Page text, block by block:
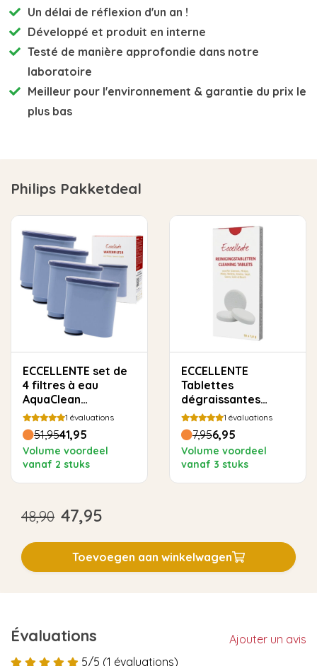
Un délai de réflexion d'un an !
Développé et produit en interne
Testé de manière approfondie dans notre
laboratoire
Meilleur pour l'environnement & garantie du prix le
plus bas
Philips Pakketdeal
ECCELLENTE set de
4 filtres à eau
AquaClean
compatibles avec
Philips Saeco
1 évaluations
51,9541,95
Volume voordeel
vanaf 2 stuks
ECCELLENTE
Tablettes
dégraissantes
Coffee Oil Remover
pour Philips Saeco -
10 pièces
1 évaluations
7,956,95
Volume voordeel
vanaf 3 stuks
48,90 47,95
Toevoegen aan winkelwagen
Évaluations
Ajouter un avis
5/5 (1 évaluations)